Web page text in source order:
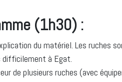
(1h30) :
du matériel. Les ruches
difficilement à Egat.
de plusieurs ruches (avec